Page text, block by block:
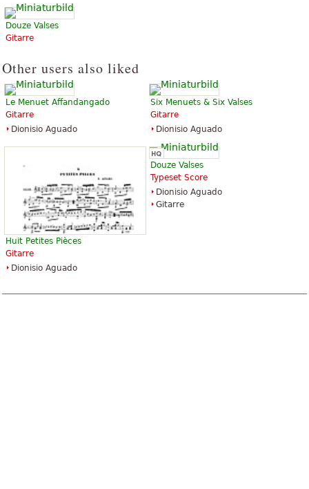
Douze Valses
Gitarre
Other users also liked
Le Menuet Affandangado
Gitarre
Dionisio Aguado
Six Menuets & Six Valses
Gitarre
Dionisio Aguado
Huit Petites Pièces
Gitarre
Dionisio Aguado
Douze Valses
Typeset Score
Dionisio Aguado
Gitarre